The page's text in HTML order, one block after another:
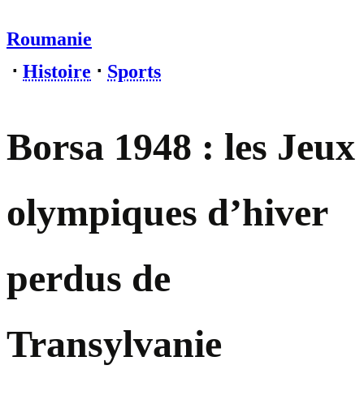
Roumanie
⋅ Histoire ⋅ Sports
Borsa 1948 : les Jeux
olympiques d’hiver
perdus de
Transylvanie